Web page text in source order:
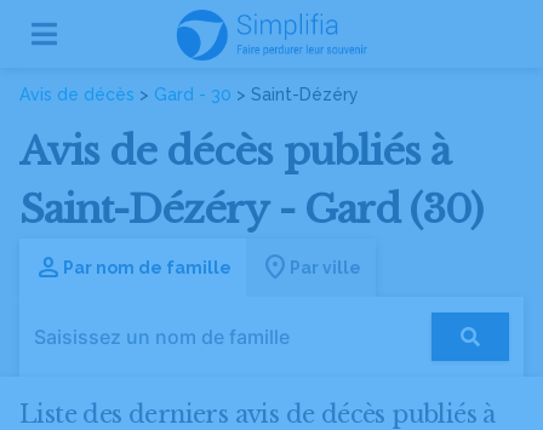
Avis de décès > Gard - 30 > Saint-Dézéry
Avis de décès publiés à
Saint-Dézéry - Gard (30)
Par nom de famille Par ville
Liste des derniers avis de décès publiés à